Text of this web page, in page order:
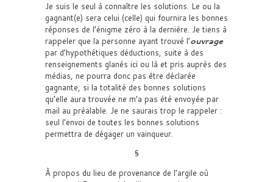
Je suis le seul à connaître les solutions. Le ou la
gagnant(e) sera celui (celle) qui fournira les bonnes
réponses de l’énigme zéro à la dernière. Je tiens à
rappeler que la personne ayant trouvé l’ouvrage
par d’hypothétiques déductions, suite à des
renseignements glanés ici ou là et pris auprès des
médias, ne pourra donc pas être déclarée
gagnante, si la totalité des bonnes solutions
qu’elle aura trouvée ne m’a pas été envoyée par
mail au préalable. Je ne saurais trop le rappeler :
seul l’envoi de toutes les bonnes solutions
permettra de dégager un vainqueur.
§
À propos du lieu de provenance de l’argile où